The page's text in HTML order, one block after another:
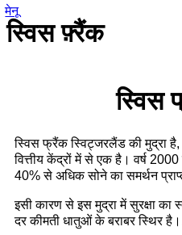
स्विस फ़्रैंक
मेनू
स्विस
स्विस फ्रैंक स्विट्जरलैंड की मुद्रा
वित्तीय केंद्रों में से एक है। वर्ष
40% से अधिक सोने का समर्थन
इसी कारण से इस मुद्रा में सुरक्षा
दर कीमती धातुओं के बराबर स्थिर